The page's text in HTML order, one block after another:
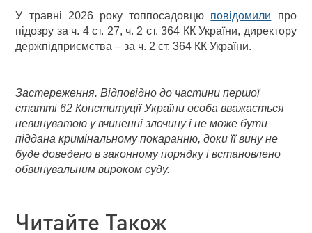
У травні 2026 року топпосадовцю повідомили про
підозру за ч. 4 ст. 27, ч. 2 ст. 364 КК України, директору
держпідприємства – за ч. 2 ст. 364 КК України.
Застереження. Відповідно до частини першої
статті 62 Конституції України особа вважається
невинуватою у вчиненні злочину і не може бути
піддана кримінальному покаранню, доки її вину не
буде доведено в законному порядку і встановлено
обвинувальним вироком суду.
Читайте Також